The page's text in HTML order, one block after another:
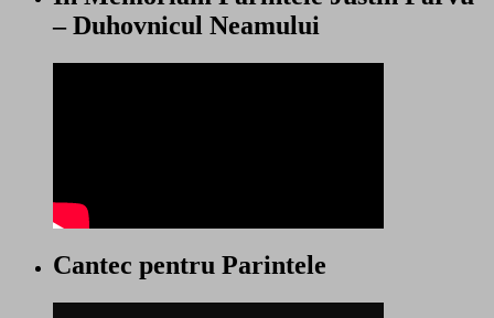
– Duhovnicul Neamului
Cantec pentru Parintele